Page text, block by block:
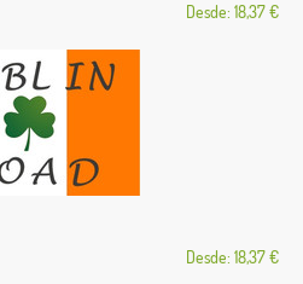
Desde: 18,37 €
Desde: 18,37 €